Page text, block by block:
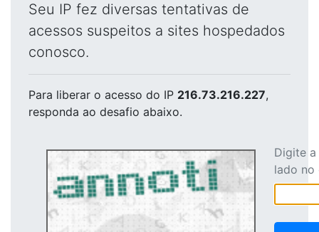
Seu IP fez diversas tentativas de
acessos suspeitos a sites hospedados
conosco.
Para liberar o acesso do IP 216.73.216.227,
responda ao desafio abaixo.
Digite
lado no